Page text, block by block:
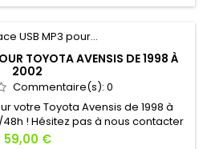
TOYOTA AVENSIS DE 1998 À
2002
Commentaire(s): 0
votre Toyota Avensis de 1998 à
! Hésitez pas à nous contacter
une question !
Prix
59,00 €